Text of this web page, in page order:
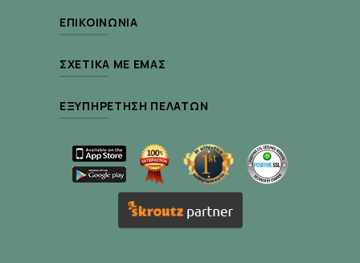
ΕΠΙΚΟΙΝΩΝΊΑ
ΣΧΕΤΙΚΆ ΜΕ ΕΜΆΣ
ΕΞΥΠΗΡΈΤΗΣΗ ΠΕΛΑΤΏΝ